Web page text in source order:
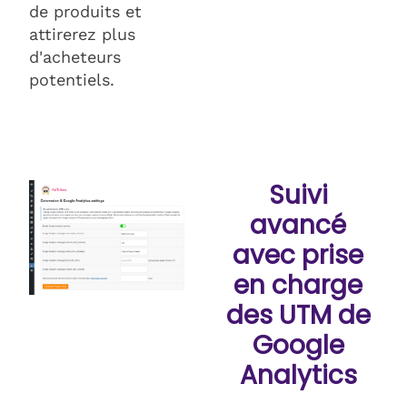
de produits et
attirerez plus
d'acheteurs
potentiels.
Suivi
avancé
avec prise
en charge
des UTM de
Google
Analytics